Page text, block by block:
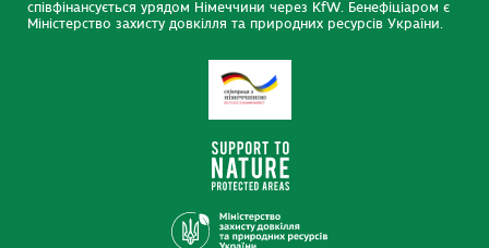
співфінансується урядом Німеччини через KfW. Бенефіціаром є
Міністерство захисту довкілля та природних ресурсів України.